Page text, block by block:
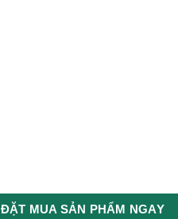
ĐẶT MUA SẢN PHẨM NGAY